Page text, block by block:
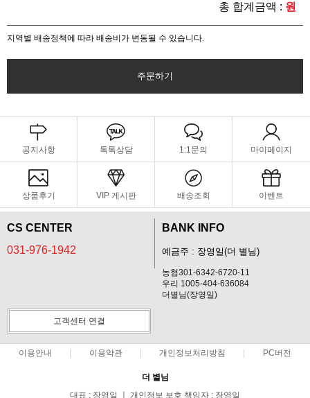
총 합계금액 : 원
지역별 배송정책에 따라 배송비가 변동될 수 있습니다.
주문하기
공지사항 톡톡상담 1:1문의 마이페이지
상품후기 VIP 게시판 배송조회 이벤트
CS CENTER
031-976-1942
BANK INFO
예금주 : 장영일(더 별님)
농협301-6342-6720-11
우리 1005-404-636084
더별님(장영일)
고객센터 연결
이용안내 이용약관 개인정보처리방침 PC버전
더 별님
대표 : 장영일 ㅣ 개인정보 보호 책임자 : 장영일